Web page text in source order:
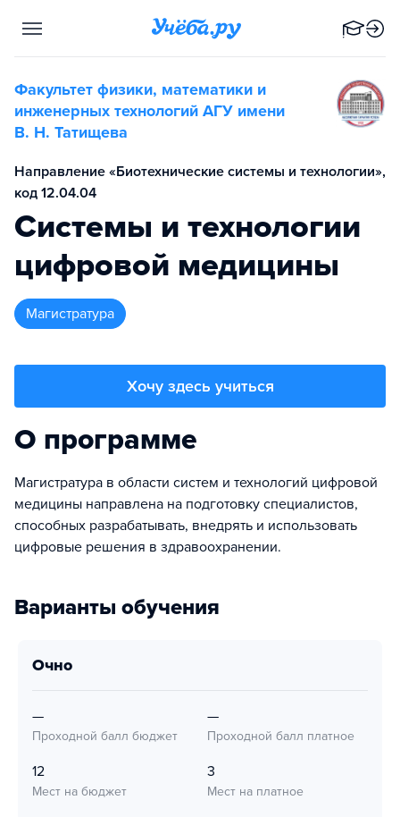
Факультет физики, математики и
инженерных технологий АГУ имени
В. Н. Татищева
Направление «Биотехнические системы и технологии»,
код 12.04.04
Системы и технологии
цифровой медицины
магистратура
Хочу здесь учиться
О программе
Магистратура в области систем и технологий цифровой
медицины направлена на подготовку специалистов,
способных разрабатывать, внедрять и использовать
цифровые решения в здравоохранении.
Варианты обучения
очно
—
Проходной балл бюджет
—
Проходной балл платное
12
Мест на бюджет
3
Мест на платное